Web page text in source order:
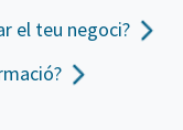
el teu negoci?